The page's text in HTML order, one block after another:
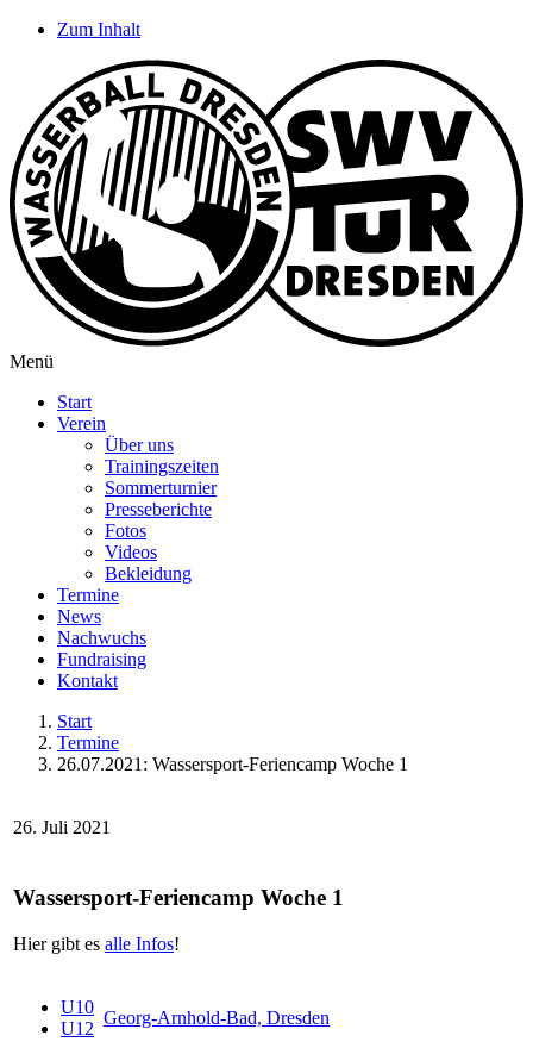
Zum Inhalt
Menü
Start
Verein
Über uns
Trainingszeiten
Sommerturnier
Presseberichte
Fotos
Videos
Bekleidung
Termine
News
Nachwuchs
Fundraising
Kontakt
Start
Termine
26.07.2021: Wassersport-Feriencamp Woche 1
26. Juli 2021
Wassersport-Feriencamp Woche 1
Hier gibt es alle Infos!
U10
U12
Georg-Arnhold-Bad, Dresden